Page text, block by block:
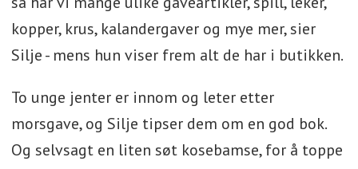
kopper, krus, kalandergaver og mye mer, sier
Silje - mens hun viser frem alt de har i butikken.
To unge jenter er innom og leter etter
morsgave, og Silje tipser dem om en god bok.
Og selvsagt en liten søt kosebamse, for å toppe